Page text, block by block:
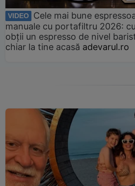
VIDEO
Cele mai bune
manuale cu portafiltru 2026:
obții un espresso de nivel
chiar la tine acasă adevarul.ro